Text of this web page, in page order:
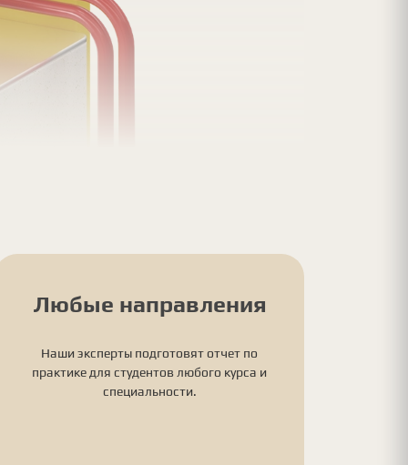
Любые направления
Наши эксперты подготовят отчет по
практике для студентов любого курса и
специальности.